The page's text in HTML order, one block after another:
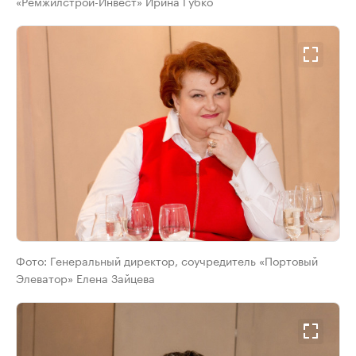
Фото: Генеральный директор, соучредитель «Портовый
Элеватор» Елена Зайцева